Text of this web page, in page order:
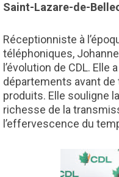
Saint-Lazare-de-
Réceptionniste à
téléphoniques,
l’évolution de CDL.
départements avant
produits. Elle souligne
richesse de la
l’effervescence du